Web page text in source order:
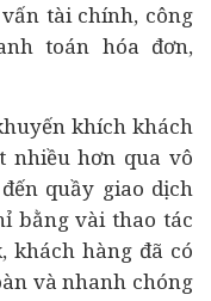
tài chính, công
toán hóa đơn,
khích khách
nhiều hơn qua vô
quầy giao dịch
bằng vài thao tác
khách hàng đã có
và nhanh chóng